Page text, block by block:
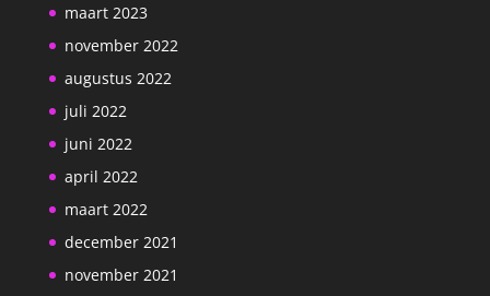
maart 2023
november 2022
augustus 2022
juli 2022
juni 2022
april 2022
maart 2022
december 2021
november 2021